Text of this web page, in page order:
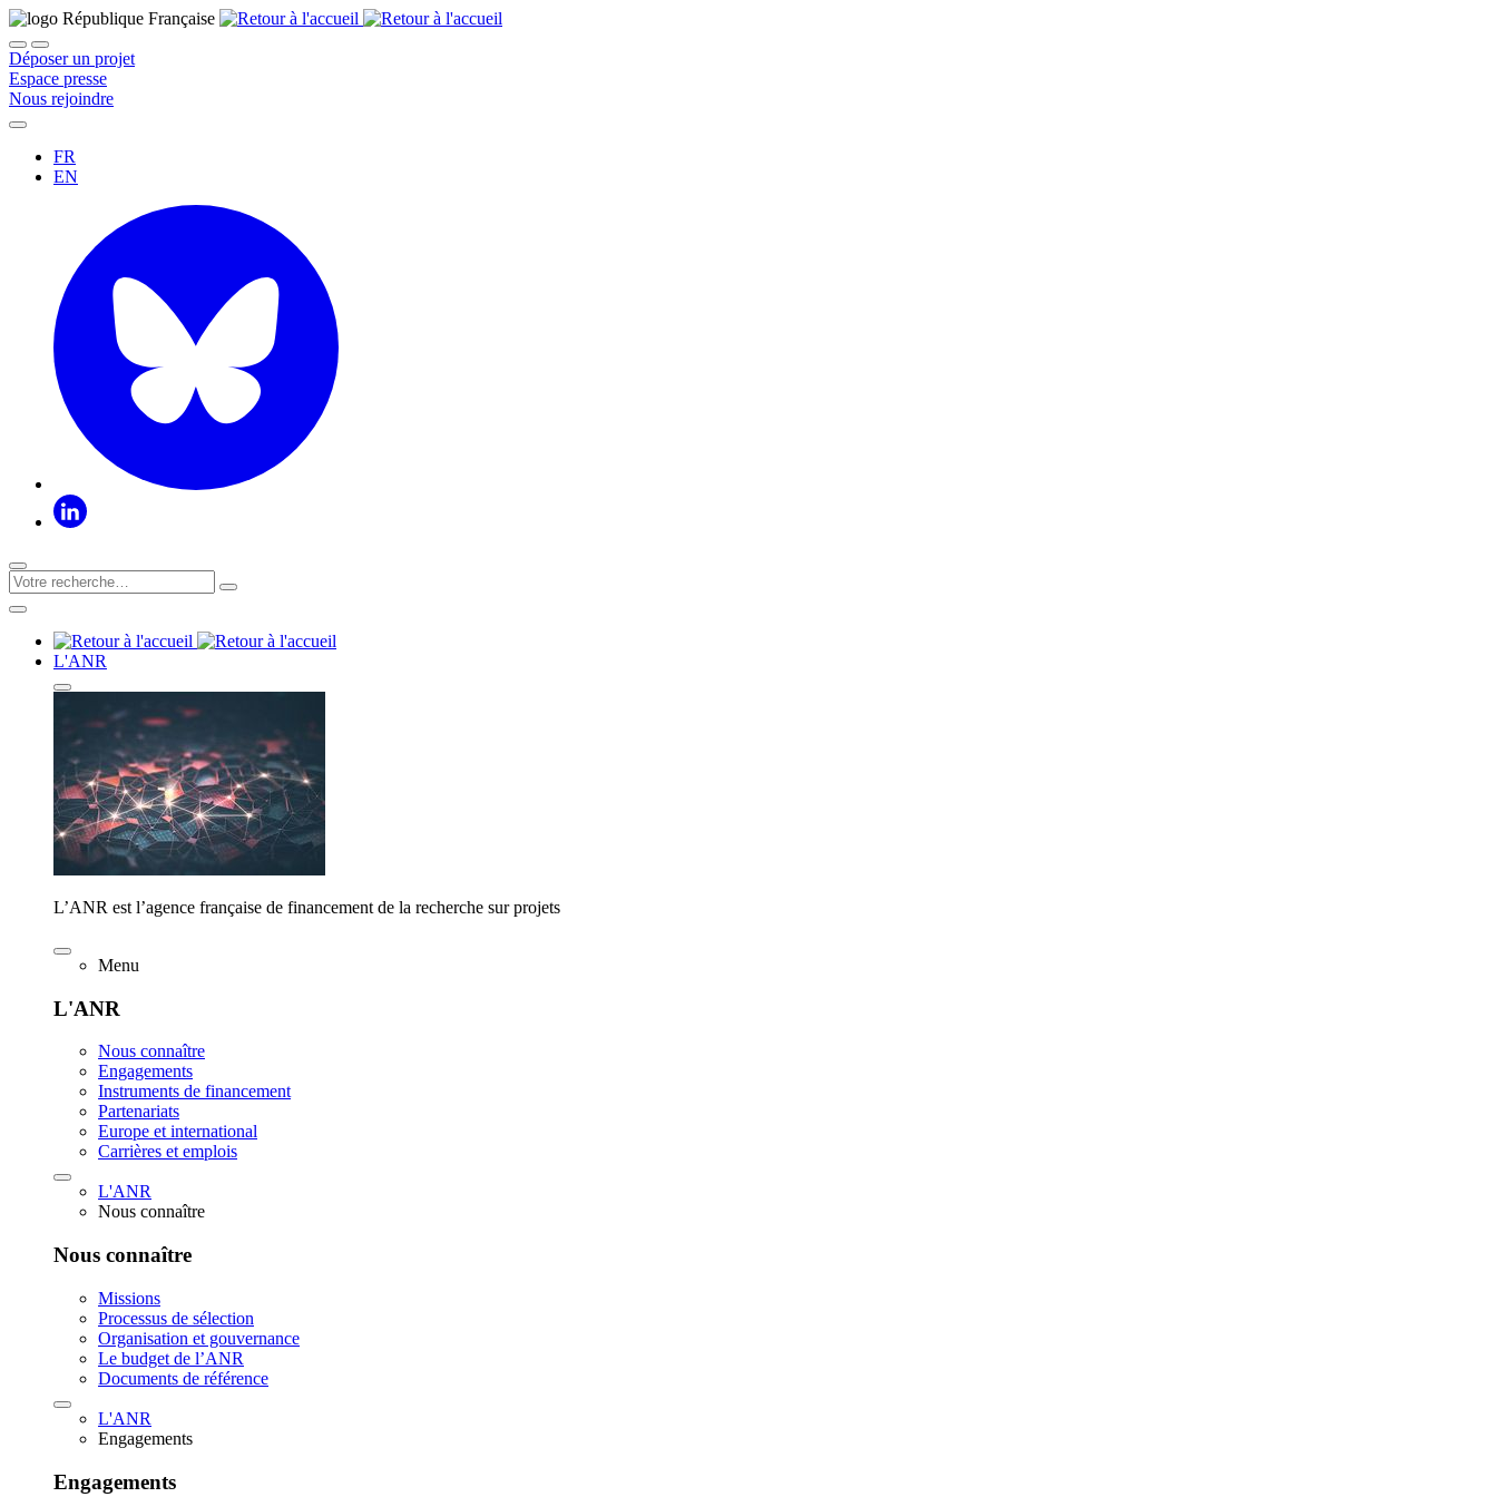
Déposer un projet
Espace presse
Nous rejoindre
FR
EN
L'ANR
L’ANR est l’agence française de financement de la recherche sur projets
Menu
L'ANR
Nous connaître
Engagements
Instruments de financement
Partenariats
Europe et international
Carrières et emplois
L'ANR
Nous connaître
Nous connaître
Missions
Processus de sélection
Organisation et gouvernance
Le budget de l’ANR
Documents de référence
L'ANR
Engagements
Engagements